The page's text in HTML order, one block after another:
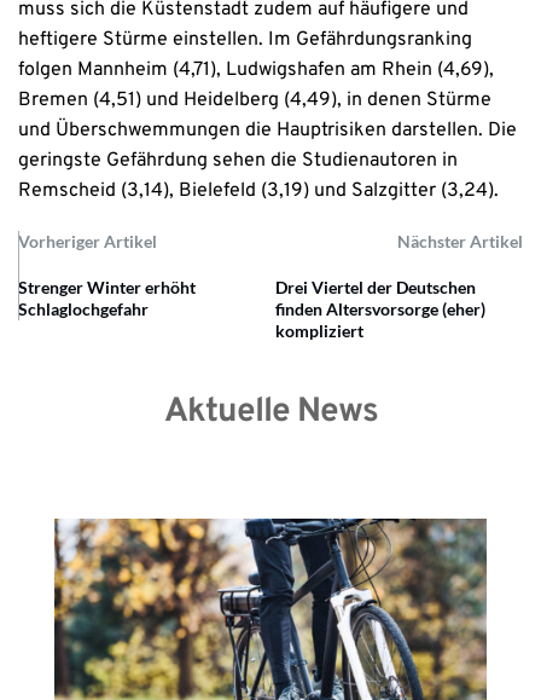
muss sich die Küstenstadt zudem auf häufigere und
heftigere Stürme einstellen. Im Gefährdungsranking
folgen Mannheim (4,71), Ludwigshafen am Rhein (4,69),
Bremen (4,51) und Heidelberg (4,49), in denen Stürme
und Überschwemmungen die Hauptrisiken darstellen. Die
geringste Gefährdung sehen die Studienautoren in
Remscheid (3,14), Bielefeld (3,19) und Salzgitter (3,24).
Vorheriger Artikel Nächster Artikel
Strenger Winter erhöht
Schlaglochgefahr
Drei Viertel der Deutschen
finden Altersvorsorge (eher)
kompliziert
Aktuelle News